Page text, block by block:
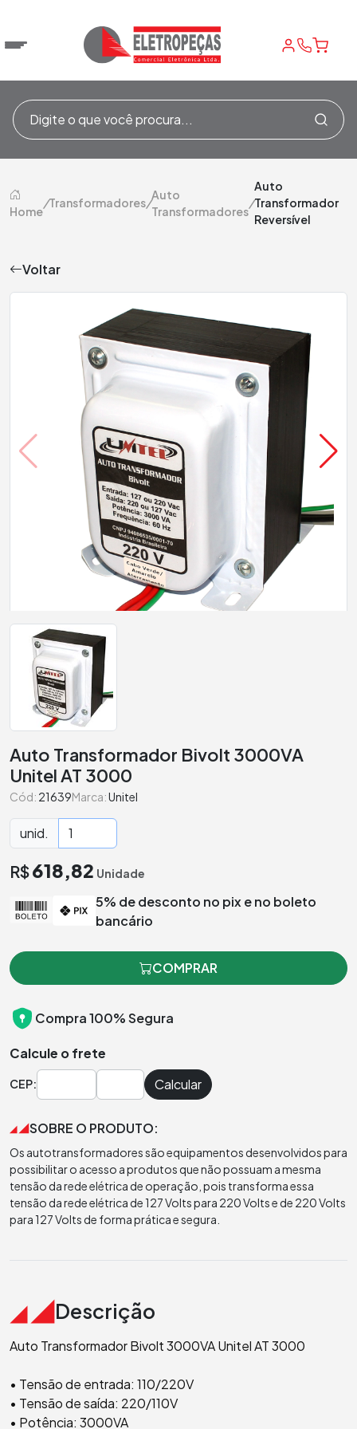
Home
/Transformadores/
Auto
Transformadores
/
Auto
Transformador
Reversível
Voltar
Auto Transformador Bivolt 3000VA
Unitel AT 3000
Cód: 21639Marca:Unitel
unid.
R$618,82 Unidade
5% de desconto no pix e no boleto
bancário
COMPRAR
Compra 100% Segura
Calcule o frete
CEP: Calcular
SOBRE O PRODUTO:
Os autotransformadores são equipamentos desenvolvidos para
possibilitar o acesso a produtos que não possuam a mesma
tensão da rede elétrica de operação, pois transforma essa
tensão da rede elétrica de 127 Volts para 220 Volts e de 220 Volts
para 127 Volts de forma prática e segura.
Descrição
Auto Transformador Bivolt 3000VA Unitel AT 3000
• Tensão de entrada: 110/220V
• Tensão de saída: 220/110V
• Potência: 3000VA